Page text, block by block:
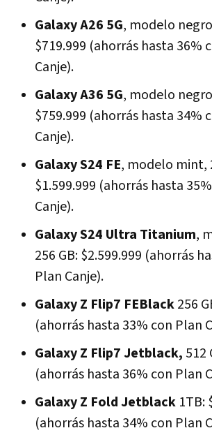
Galaxy A26 5G, modelo
$719.999 (ahorrás hasta 36%
Canje).
Galaxy A36 5G, modelo
$759.999 (ahorrás hasta 34%
Canje).
Galaxy S24 FE, modelo mint,
$1.599.999 (ahorrás hasta
Canje).
Galaxy S24 Ultra Titanium,
256 GB: $2.599.999 (ahorrás
Plan Canje).
Galaxy Z Flip7 FEBlack256
(ahorrás hasta 33% con Plan
Galaxy Z Flip7 Jetblack, 512
(ahorrás hasta 36% con Plan
Galaxy Z Fold Jetblack 1TB:
(ahorrás hasta 34% con Plan